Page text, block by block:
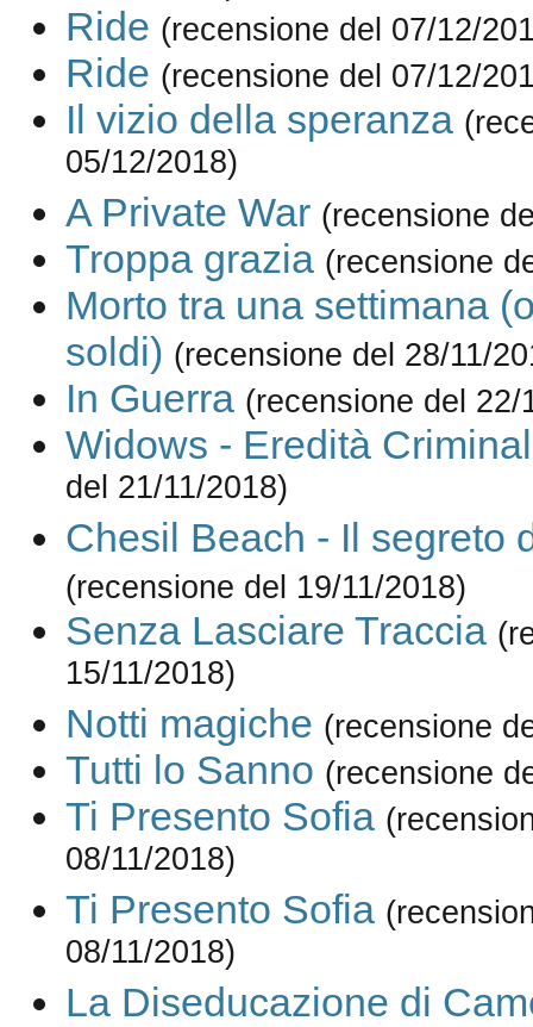
Ride (recensione del 07/12/
Ride (recensione del 07/12/
Il vizio della speranza
05/12/2018)
A Private War (recensione
Troppa grazia (recensione
Morto tra una settimana
soldi) (recensione del 28/11/
In Guerra (recensione del 22/
Widows - Eredità
del 21/11/2018)
Chesil Beach - Il segreto
(recensione del 19/11/2018)
Senza Lasciare Traccia
15/11/2018)
Notti magiche (recensione
Tutti lo Sanno (recensione
Ti Presento Sofia
08/11/2018)
Ti Presento Sofia
08/11/2018)
La Diseducazione di